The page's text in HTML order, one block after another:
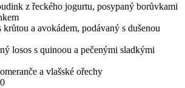
z řeckého jogurtu, posypaný borůvkami
krůtou a avokádem, podávaný s dušenou
losos s quinoou a pečenými sladkými
a vlašské ořechy